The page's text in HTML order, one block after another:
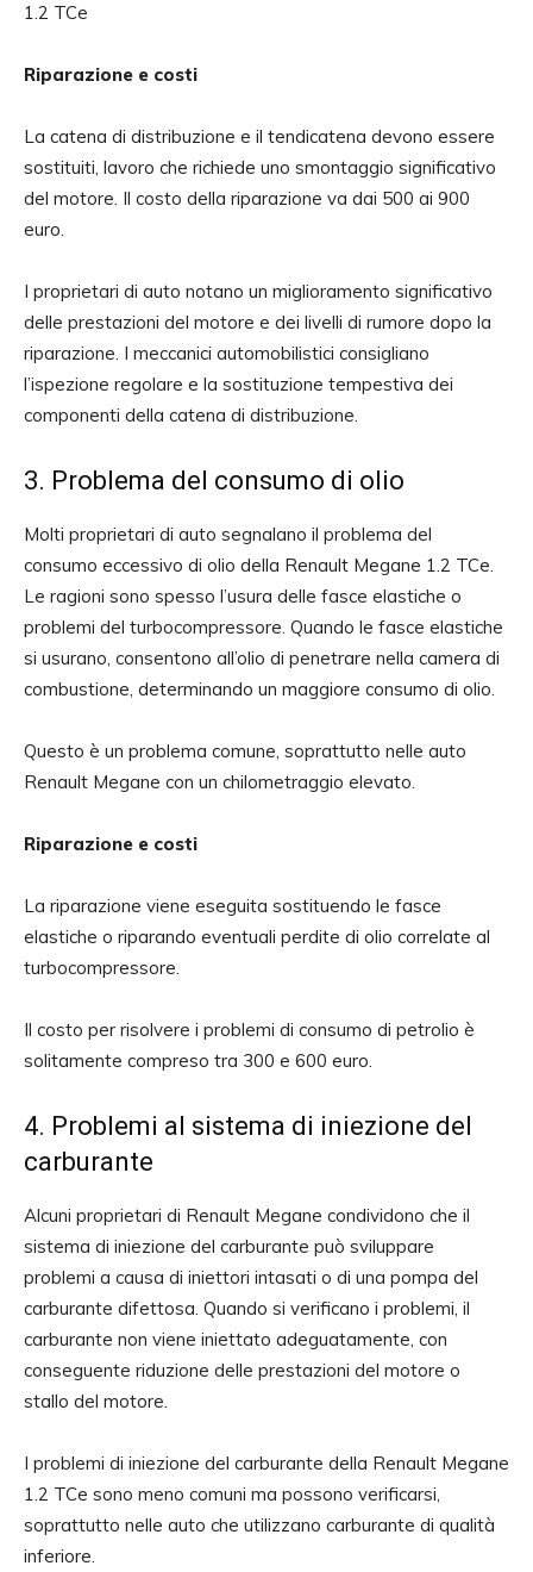
1.2 TCe
Riparazione e costi
La catena di distribuzione e il tendicatena devono essere
sostituiti, lavoro che richiede uno smontaggio significativo
del motore. Il costo della riparazione va dai 500 ai 900
euro.
I proprietari di auto notano un miglioramento significativo
delle prestazioni del motore e dei livelli di rumore dopo la
riparazione. I meccanici automobilistici consigliano
l’ispezione regolare e la sostituzione tempestiva dei
componenti della catena di distribuzione.
3. Problema del consumo di olio
Molti proprietari di auto segnalano il problema del
consumo eccessivo di olio della Renault Megane 1.2 TCe.
Le ragioni sono spesso l’usura delle fasce elastiche o
problemi del turbocompressore. Quando le fasce elastiche
si usurano, consentono all’olio di penetrare nella camera di
combustione, determinando un maggiore consumo di olio.
Questo è un problema comune, soprattutto nelle auto
Renault Megane con un chilometraggio elevato.
Riparazione e costi
La riparazione viene eseguita sostituendo le fasce
elastiche o riparando eventuali perdite di olio correlate al
turbocompressore.
Il costo per risolvere i problemi di consumo di petrolio è
solitamente compreso tra 300 e 600 euro.
4. Problemi al sistema di iniezione del
carburante
Alcuni proprietari di Renault Megane condividono che il
sistema di iniezione del carburante può sviluppare
problemi a causa di iniettori intasati o di una pompa del
carburante difettosa. Quando si verificano i problemi, il
carburante non viene iniettato adeguatamente, con
conseguente riduzione delle prestazioni del motore o
stallo del motore.
I problemi di iniezione del carburante della Renault Megane
1.2 TCe sono meno comuni ma possono verificarsi,
soprattutto nelle auto che utilizzano carburante di qualità
inferiore.